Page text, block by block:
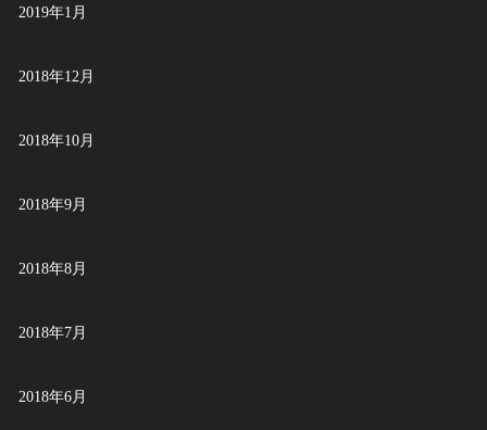
2019年1月
2018年12月
2018年10月
2018年9月
2018年8月
2018年7月
2018年6月